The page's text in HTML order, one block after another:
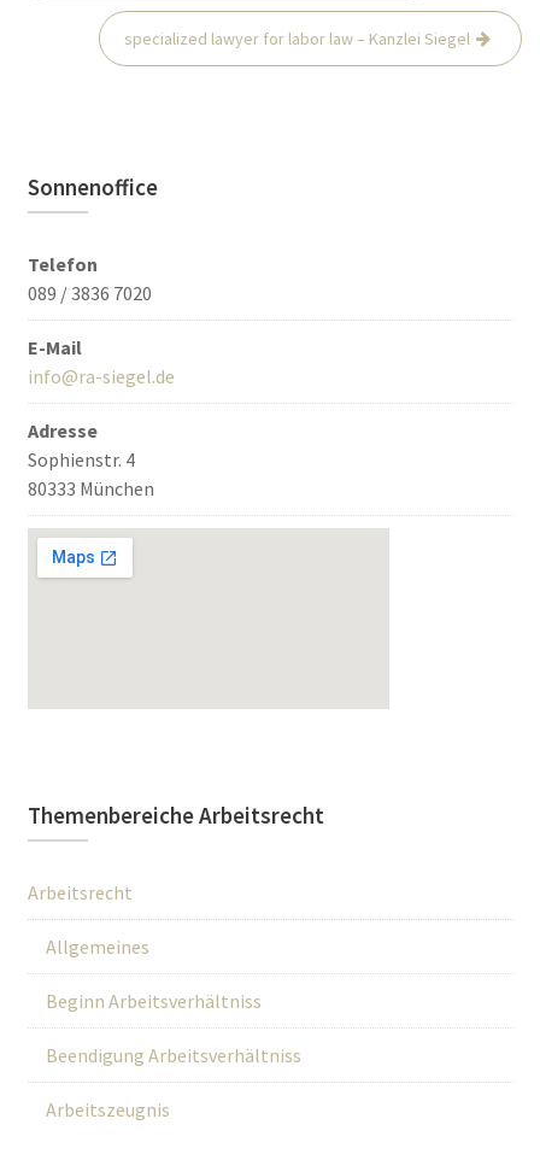
specialized lawyer for labor law – Kanzlei Siegel
Sonnenoffice
Telefon
089 / 3836 7020
E-Mail
info@ra-siegel.de
Adresse
Sophienstr. 4
80333 München
Themenbereiche Arbeitsrecht
Arbeitsrecht
Allgemeines
Beginn Arbeitsverhältniss
Beendigung Arbeitsverhältniss
Arbeitszeugnis